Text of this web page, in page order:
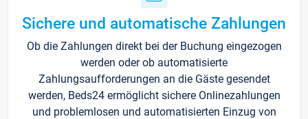
Sichere und automatische Zahlungen
Ob die Zahlungen direkt bei der Buchung eingezogen
werden oder ob automatisierte
Zahlungsaufforderungen an die Gäste gesendet
werden, Beds24 ermöglicht sichere Onlinezahlungen
und problemlosen und automatisierten Einzug von